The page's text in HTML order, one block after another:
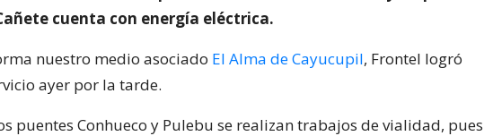
cuenta con energía eléctrica.
nuestro medio asociado El Alma de Cayucupil, Frontel logró
ayer por la tarde.
puentes Conhueco y Pulebu se realizan trabajos de vialidad, pues